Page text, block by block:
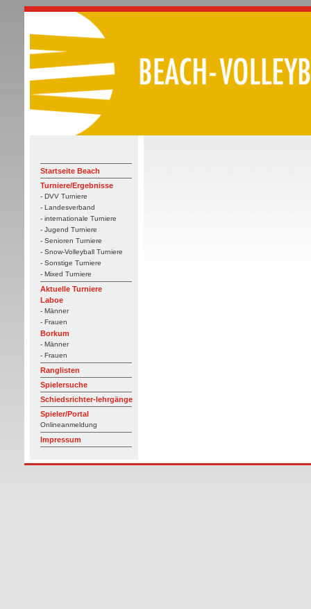
Startseite Beach
Turniere/Ergebnisse
- DVV Turniere
- Landesverband
- internationale Turniere
- Jugend Turniere
- Senioren Turniere
- Snow-Volleyball Turniere
- Sonstige Turniere
- Mixed Turniere
Aktuelle Turniere
Laboe
- Männer
- Frauen
Borkum
- Männer
- Frauen
Ranglisten
Spielersuche
Schiedsrichter-lehrgänge
Spieler/Portal
Onlineanmeldung
Impressum